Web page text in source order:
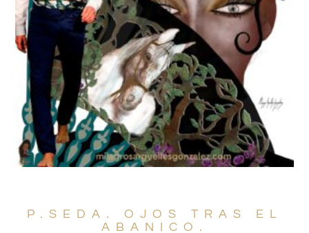
P.SEDA. OJOS TRAS EL
ABANICO.